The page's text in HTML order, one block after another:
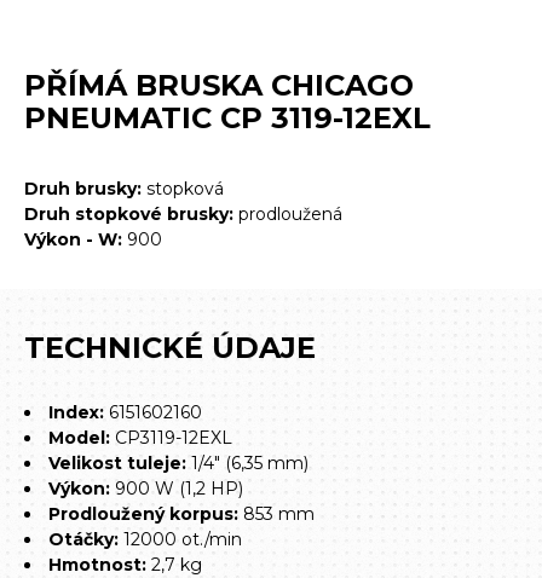
PŘÍMÁ BRUSKA CHICAGO
PNEUMATIC CP 3119-12EXL
Druh brusky: stopková
Druh stopkové brusky: prodloužená
Výkon - W: 900
TECHNICKÉ ÚDAJE
Index: 6151602160
Model: CP3119-12EXL
Velikost tuleje: 1/4" (6,35 mm)
Výkon: 900 W (1,2 HP)
Prodloužený korpus: 853 mm
Otáčky: 12000 ot./min
Hmotnost: 2,7 kg